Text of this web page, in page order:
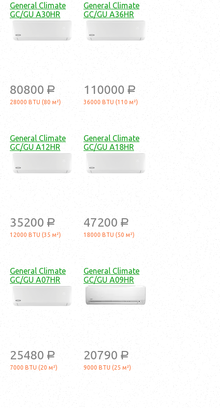
General Climate
GC/GU A30HR
80800 a
28000 BTU (80 м²)
General Climate
GC/GU A36HR
110000 a
36000 BTU (110 м²)
General Climate
GC/GU A12HR
35200 a
12000 BTU (35 м²)
General Climate
GC/GU A18HR
47200 a
18000 BTU (50 м²)
General Climate
GC/GU A07HR
25480 a
7000 BTU (20 м²)
General Climate
GC/GU A09HR
20790 a
9000 BTU (25 м²)